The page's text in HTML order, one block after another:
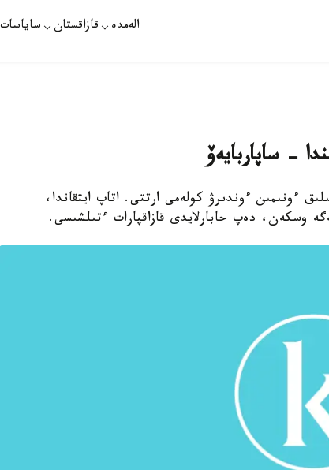
الەمدە قازاقستان ساياسات
- ساپاربايەۆ
ءونىمىن ءوندىرۋ كولەمى ارتتى. اتاپ ايتقاندا،